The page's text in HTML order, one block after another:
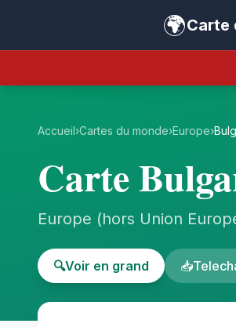
🌍Carte
Accueil›Cartes du monde›Europe›
Carte
Europe (hors Union
🔍Voir en grand 📥